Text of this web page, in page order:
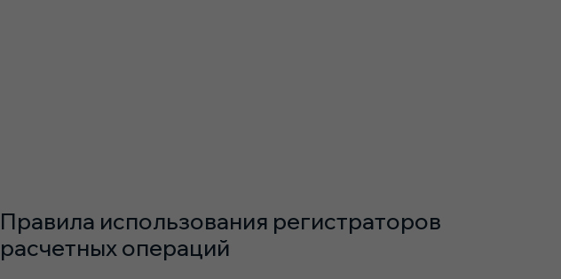
Правила использования регистраторов
расчетных операций